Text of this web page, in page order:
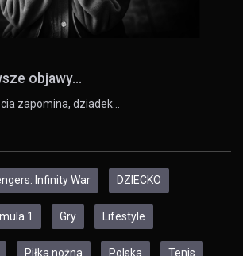
objawy...
zapomina, dziadek…
Infinity War DZIECKO
1 Gry Lifestyle
Piłka nożna Polska Tenis